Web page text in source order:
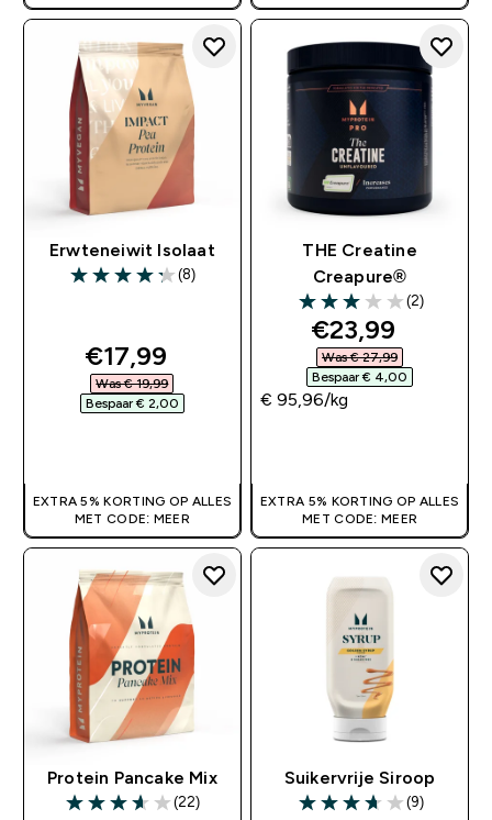
Erwteneiwit Isolaat
4.25 out of 5 stars
(8)
discounted price
€17,99‎
Was € 19,99‎
Bespaar € 2,00‎
EXTRA 5% KORTING OP ALLES
MET CODE: MEER
THE Creatine
Creapure®
3 out of 5 stars
(2)
discounted
€23,99‎
Was € 27,99‎
Bespaar € 4,00‎
€ 95,96‎/kg
EXTRA 5% KORTING OP ALLES
MET CODE: MEER
Protein Pancake Mix
3.64 out of 5 stars
(22)
Suikervrije Siroop
3.67 out of 5 stars
(9)